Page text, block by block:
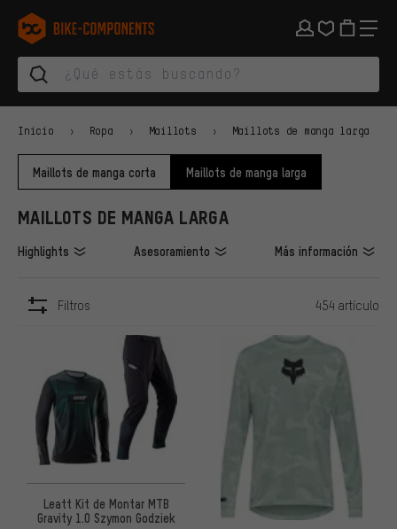
Saltar a la navegación principal
Saltar a la navegación de categorías
Saltar al contenido
Saltar a marcas y al boletín
Saltar al pie de página
bike-components.de Página de inicio
Inicio Ropa Maillots Maillots de manga larga
Maillots de manga corta Maillots de manga larga
MAILLOTS DE MANGA LARGA
Highlights Asesoramiento Más información
Filtros 454 artículo
Leatt Kit de Montar MTB
Gravity 1.0 Szymon Godziek